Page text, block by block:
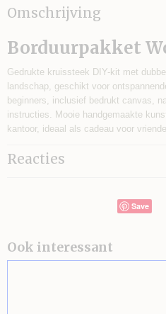
Omschrijving
Borduurpakket
Gedrukte kruissteek DIY-kit met
landschap, geschikt voor
beginners, inclusief bedrukt canvas,
instructies. Mooie handgemaakte
kantoor, ideaal als cadeau voor
Reacties
Save
Ook interessant